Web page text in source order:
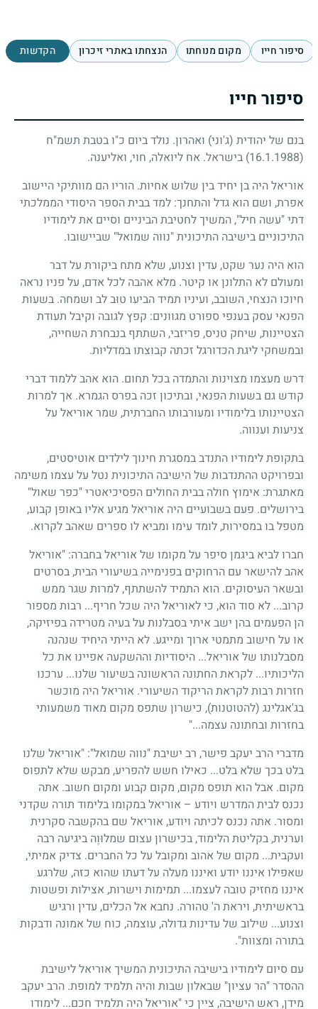
סיפור חייו מקום מנוחתו הנצחתו באתרי זיכרון הקדשות
סיפור חייו
בנם של יהודית (ג'וני) ואהרון. נולד ביום כ"ו בטבת תשמ"ח
(16.1.1988)
בישראל. אח ליואלה, חוי, ואליענה.
אוריאל היה בן יחיד בין שלוש אחיות. הוריו הם מוותיקי היישוב
אפרת, ושם הוא גדל והתחנך: למד בבית הספר היסודי הממלכתי
דתי "עשה חיל", המשיך לחטיבת הביניים וסיים את לימודיו
התיכוניים בישיבה התיכונית "נווה שמואל" שביישובו.
הוא היה נער שקט, עדין וצנוע, שלא מתח ביקורת על דבר
ומעולם לא התלונן או קיטר. מלא אהבה לכל אדם, על פניו נראה
חיוכו הנצחי, השובב, ועיניו תמיד הביעו טוּב לב ושמחה. בשעות
הפנאי עסק בענפי ספורט מגוונים: קפץ לגובה וקיבל תעודת
הצטיינות, שיחק טניס, פריזבי, השתתף בנבחרת השחייה,
ובמשחקי ליגת הכדורגל זכתה קבוצתו במדליות.
דרש מעצמו מצוינות והתמדה בכל תחום. הוא אהב ללמוד דברי
קודש גם בשעות הפנאי, ובתיכון זכה בפרס הגמרא. אך למרות
הצטיינותו בלימודיו ומעורבותו החברתית, שמר אוריאל על
צניעות וענווה.
בתקופת לימודיו התנדב במסגרת חינוך לילדים אוטיסטים,
ובפרויקט ההתנדבות של הישיבה התיכונית נטל על עצמו משימה
מאתגרת: אימוץ חולה בבית החולים הפסיכיאטרי "כפר שאול"
בירושלים. פעם בשבועיים היה אוריאל מגיע אליו באופן קבוע,
מטפל בו במסירות, לומד עימו ומביא לו ספרים שאהב לקרוא.
חברו לביא ביגמן סיפר על מקומו של אוריאל בחברה: "אוריאל
אהב להישאר עם הרחוקים בפנימייה בשיעורי הבית, בסרטים
ובשאר העיסוקים. הוא התמיד להשתתף, למרות שגר ממש
קרוב... לא סוד הוא, כי לאוריאל היה שכל חריף... רבות מספור
הן הפעמים בהן ישב איתי בסבלנות על בעיה מטרידה בפיזיקה,
או על חישוב מתמטי ארוך ומייגע. לא הייתי היחיד שנהנה
מסבלנותו של אוריאל... היסודיות וההשקעה אפיינו את כל
הליכותיו... לקראת החתונה הראשונה בשיעור שלנו... ערכנו
חזרות רבות לקראת הריקוד השיעורי. אוריאל היה מוכשר
בג'אגלינג (להטוטנות), כישרון שתפס מקום מאוד משמעותי
בחזרות ובחתונה עצמה..."
מדברי הרב יעקב פישר, רב ישיבת "נווה שמואל": "אוריאל שלנו
בלט בכך שלא בלט... כאילו חשש להפריע, מבקש שלא לתפוס
מקום. אבל הוא תופס מקום, מקום קבוע ומקום חשוב. אתה
נכנס לבית המדרש ויודע – אוריאל במקומו בלימוד תורה שקדני
ומסור. אתה נכנס לכיתה ויודע, אוריאל שם בהקשבה סקרנית
וערנית, בקליטת הלימוד, בכישרון עצום שמלוּוֶה ביגיעה רבה
ועקבית... מקום של אהוב ומקובל על כל החברים. צדיק אמיתי,
שאפילו איננו יודע ואיננו מעלה על דעתו שהוא כזה, שלרגע
איננו מחזיק טובה לעצמו... תמימות וישרות, אצילות ופשטות
בראשיתית, ויראת ה' טהורה. נחבא אל הכלים, עדין ורגיש
וצנוע... שילוב של עדינות גדולה, עוצמה, כוח של אמונה ודבקות
בתורה ומצוות".
עם סיום לימודיו בישיבה התיכונית המשיך אוריאל לישיבת
ההסדר "הר עציון" שבאלון שבות והיה תלמיד למופת. הרב יעקב
מידן, ראש הישיבה, ציין כי "אוריאל היה תלמיד חכם... לימודו